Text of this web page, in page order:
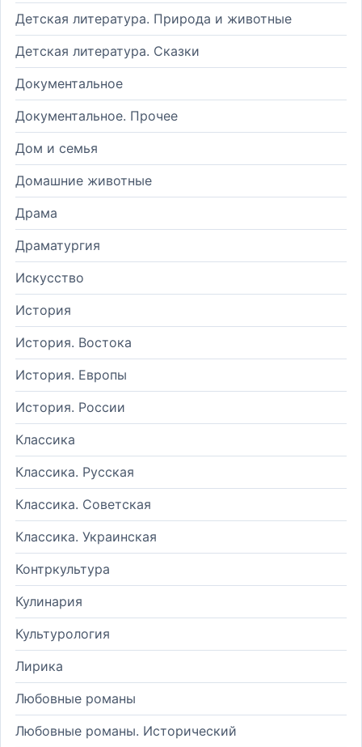
Детская литература. Природа и животные
Детская литература. Сказки
Документальное
Документальное. Прочее
Дом и семья
Домашние животные
Драма
Драматургия
Искусство
История
История. Востока
История. Европы
История. России
Классика
Классика. Русская
Классика. Советская
Классика. Украинская
Контркультура
Кулинария
Культурология
Лирика
Любовные романы
Любовные романы. Исторический